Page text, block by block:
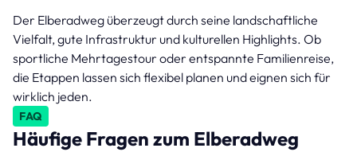
Der Elberadweg überzeugt durch seine landschaftliche
Vielfalt, gute Infrastruktur und kulturellen Highlights. Ob
sportliche Mehrtagestour oder entspannte Familienreise,
die Etappen lassen sich flexibel planen und eignen sich für
wirklich jeden.
FAQ
Häufige Fragen zum Elberadweg